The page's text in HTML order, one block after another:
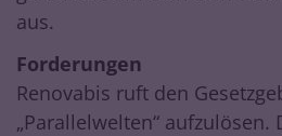
aus.
Forderungen
Renovabis ruft den
„Parallelwelten“ aufzulösen.